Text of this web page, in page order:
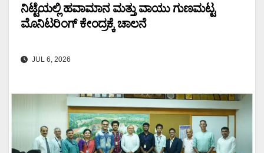
ನಿಟ್ಟೆಯಲ್ಲಿ ಹವಾಮಾನ ಮತ್ತು ವಾಯು ಗುಣಮಟ್ಟ
ಮೊನಿಟರಿಂಗ್ ಕೇಂದ್ರಕ್ಕೆ ಚಾಲನೆ
JUL 6, 2026